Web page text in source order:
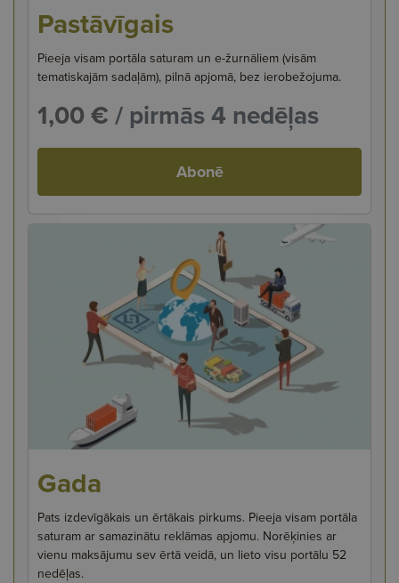
Pastāvīgais
Pieeja visam portāla saturam un e-žurnāliem (visām
tematiskajām sadaļām), pilnā apjomā, bez ierobežojuma.
1,00 € / pirmās 4 nedēļas
Abonē
Gada
Pats izdevīgākais un ērtākais pirkums. Pieeja visam portāla
saturam ar samazinātu reklāmas apjomu. Norēķinies ar
vienu maksājumu sev ērtā veidā, un lieto visu portālu 52
nedēļas.